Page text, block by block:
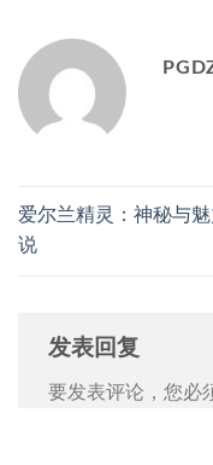
爱尔兰精灵：神秘与
说
发表回复
要发表评论，您必